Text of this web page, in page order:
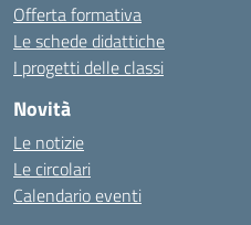
Offerta formativa
Le schede didattiche
I progetti delle classi
Novità
Le notizie
Le circolari
Calendario eventi